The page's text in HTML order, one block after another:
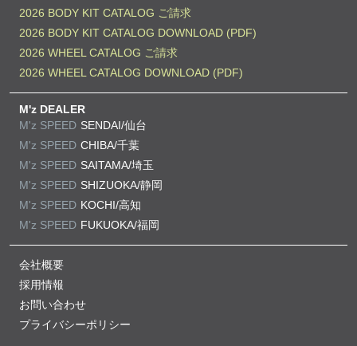
2026 BODY KIT CATALOG ご請求
2026 BODY KIT CATALOG DOWNLOAD (PDF)
2026 WHEEL CATALOG ご請求
2026 WHEEL CATALOG DOWNLOAD (PDF)
M'z DEALER
M'z SPEED SENDAI/仙台
M'z SPEED CHIBA/千葉
M'z SPEED SAITAMA/埼玉
M'z SPEED SHIZUOKA/静岡
M'z SPEED KOCHI/高知
M'z SPEED FUKUOKA/福岡
会社概要
採用情報
お問い合わせ
プライバシーポリシー